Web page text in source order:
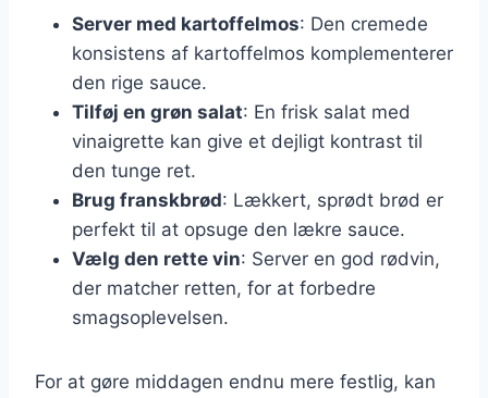
Server med kartoffelmos: Den cremede
konsistens af kartoffelmos komplementerer
den rige sauce.
Tilføj en grøn salat: En frisk salat med
vinaigrette kan give et dejligt kontrast til
den tunge ret.
Brug franskbrød: Lækkert, sprødt brød er
perfekt til at opsuge den lækre sauce.
Vælg den rette vin: Server en god rødvin,
der matcher retten, for at forbedre
smagsoplevelsen.
For at gøre middagen endnu mere festlig, kan